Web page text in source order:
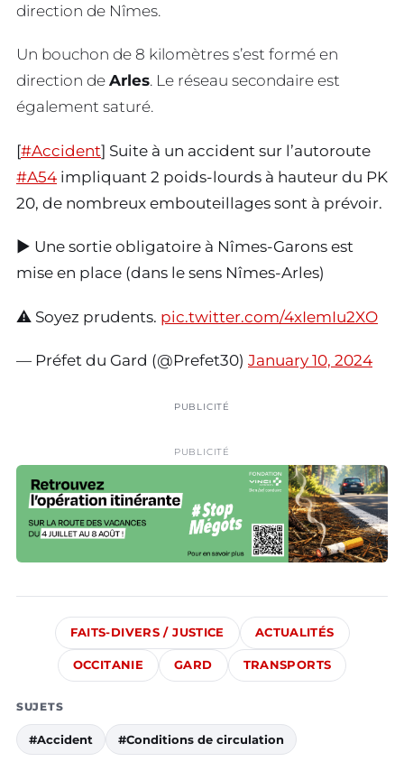
direction de Nîmes.
Un bouchon de 8 kilomètres s’est formé en
direction de Arles. Le réseau secondaire est
également saturé.
[#Accident] Suite à un accident sur l’autoroute
#A54 impliquant 2 poids-lourds à hauteur du PK
20, de nombreux embouteillages sont à prévoir.
▶️ Une sortie obligatoire à Nîmes-Garons est
mise en place (dans le sens Nîmes-Arles)
⚠️ Soyez prudents. pic.twitter.com/4xIemIu2XO
— Préfet du Gard (@Prefet30) January 10, 2024
PUBLICITÉ
PUBLICITÉ
FAITS-DIVERS / JUSTICE ACTUALITÉS
OCCITANIE GARD TRANSPORTS
SUJETS
#Accident #Conditions de circulation